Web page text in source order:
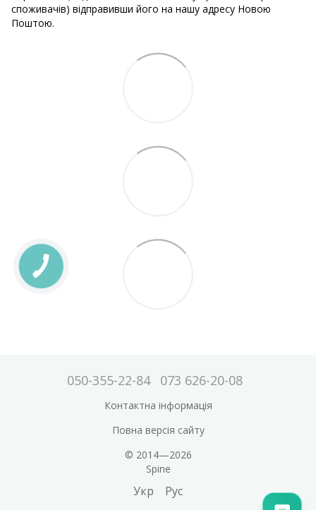
споживачів) відправивши його на нашу адресу Новою
Поштою.
050-355-22-84 073 626-20-08
Контактна інформація
Повна версія сайту
© 2014—2026
Spine
Укр Рус